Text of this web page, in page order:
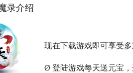
录介绍
现在下载游戏即可享受多
Ø 登陆游戏每天送元宝，